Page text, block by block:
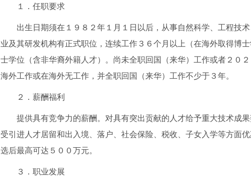
１．任职要求
出生日期须在１９８２年１月１日以后，从事自然科学、工程技
业及其研发机构有正式职位，连续工作３６个月以上（在海外取得博
士学位（含非华裔外籍人才）。尚未全职回国（来华）工作或者２０
海外工作或在海外无工作，并全职回国（来华）工作不少于３年。
２．薪酬福利
提供具有竞争力的薪酬。 对具有突出贡献的人才给予重大技术成果
受引进人才居留和出入境、落户、社会保险、税收、子女入学等方面
选后最高可达５００万元。
３．职业发展